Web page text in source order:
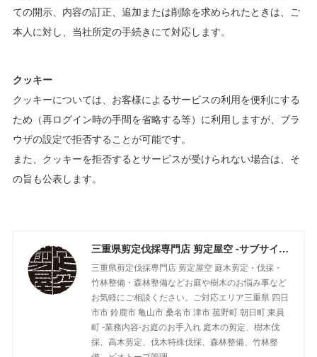
ての開示、内容の訂正、追加または削除を求められたときは、ご
本人に対し、当社所定の手続きにて対応します。
クッキー
クッキーについては、お客様によるサービスの利用を便利にする
ため（再ログイン時の手間を省略する等）に利用しますが、ブラ
ウザの設定で拒否することが可能です。
また、クッキーを拒否するとサービスが受けられない場合は、そ
の旨も公表します。
三重県剪定伐採専門店 剪定屋空 -サブサイト-
三重県剪定伐採専門店 剪定屋空 庭木剪定・伐採・
竹林整備・森林整備などお庭や樹木のお悩み事など
お気軽にご相談ください。ご対応エリア三重県 四日
市市 鈴鹿市 亀山市 桑名市 津市 菰野町 朝日町 東員
町 -業務内容-お庭のお手入れ 庭木の剪定、樹木伐
採、高木剪定、伐木特殊伐採、森林整備、竹林整